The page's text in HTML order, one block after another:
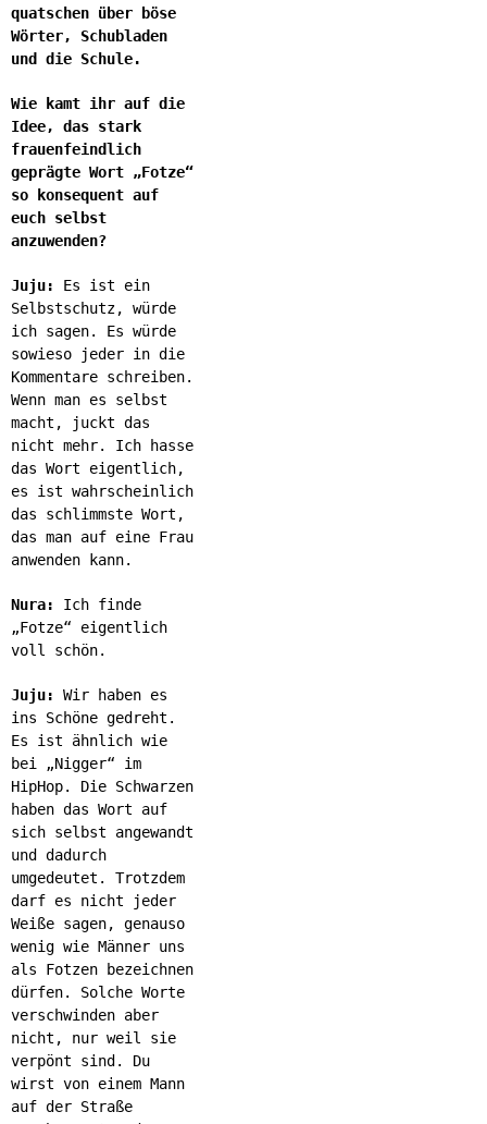
quatschen über böse
Wörter, Schubladen
und die Schule.
Wie kamt ihr auf die
Idee, das stark
frauenfeindlich
geprägte Wort „Fotze“
so konsequent auf
euch selbst
anzuwenden?
Juju:
Es ist ein
Selbstschutz, würde
ich sagen. Es würde
sowieso jeder in die
Kommentare schreiben.
Wenn man es selbst
macht, juckt das
nicht mehr. Ich hasse
das Wort eigentlich,
es ist wahrscheinlich
das schlimmste Wort,
das man auf eine Frau
anwenden kann.
Nura:
Ich finde
„Fotze“ eigentlich
voll schön.
Juju:
Wir haben es
ins Schöne gedreht.
Es ist ähnlich wie
bei „Nigger“ im
HipHop. Die Schwarzen
haben das Wort auf
sich selbst angewandt
und dadurch
umgedeutet. Trotzdem
darf es nicht jeder
Weiße sagen, genauso
wenig wie Männer uns
als Fotzen bezeichnen
dürfen. Solche Worte
verschwinden aber
nicht, nur weil sie
verpönt sind. Du
wirst von einem Mann
auf der Straße